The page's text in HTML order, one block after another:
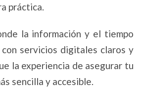
práctica.
la información y el tiempo
servicios digitales claros y
la experiencia de asegurar tu
sencilla y accesible.